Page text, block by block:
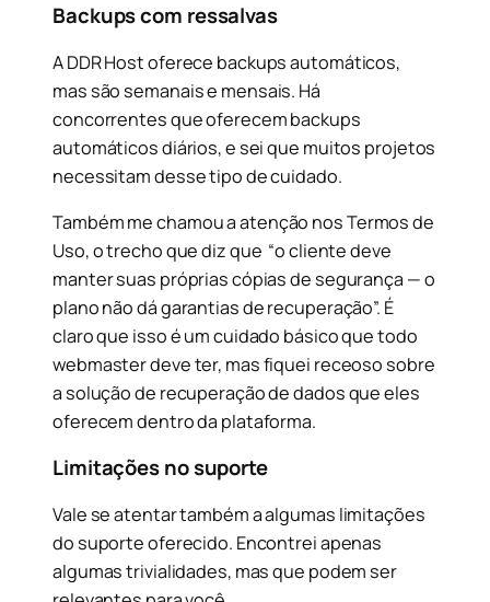
Backups com ressalvas
A DDR Host oferece backups automáticos,
mas são semanais e mensais. Há
concorrentes que oferecem backups
automáticos diários, e sei que muitos projetos
necessitam desse tipo de cuidado.
Também me chamou a atenção nos Termos de
Uso, o trecho que diz que “o cliente deve
manter suas próprias cópias de segurança — o
plano não dá garantias de recuperação”. É
claro que isso é um cuidado básico que todo
webmaster deve ter, mas fiquei receoso sobre
a solução de recuperação de dados que eles
oferecem dentro da plataforma.
Limitações no suporte
Vale se atentar também a algumas limitações
do suporte oferecido. Encontrei apenas
algumas trivialidades, mas que podem ser